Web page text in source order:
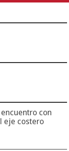
con
eje costero